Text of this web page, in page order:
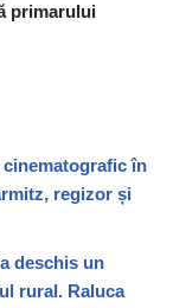
primarului
în
regizor și
deschis un
rural. Raluca